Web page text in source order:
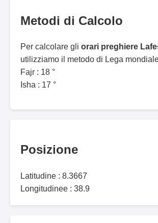
Metodi di Calcolo
Per calcolare gli orari preghiere
utilizziamo il metodo di Lega
Fajr : 18 °
Isha : 17 °
Posizione
Latitudine : 8.3667
Longitudinee : 38.9